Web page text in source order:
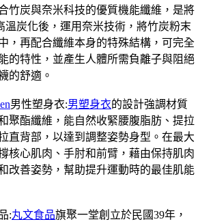
竹炭與奈米科技的優質機能纖維，是將
溫炭化後，運用奈米技術，將竹炭粉末
，再配合纖維本身的特殊結構，可完全
的特性，並產生人體所需負離子與阻絕
的舒適。
男性塑身衣:男塑身衣的設計強調材質
聚酯纖維，能自然收緊腰腹脂肪、提拉
直背部，以達到調整姿勢身型。在最大
核心肌肉、手肘和前臂，藉由保持肌肉
改善姿勢，幫助提升運動時的最佳肌能
:丸文食品旗聚一堂創立於民國39年，